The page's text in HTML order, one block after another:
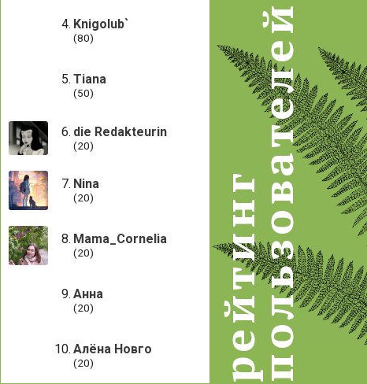
рейтингпользователей
Knigolub`
(80)
Tiana
(50)
die Redakteurin
(20)
Nina
(20)
Mama_Cornelia
(20)
Анна
(20)
Алёна Новго
(20)